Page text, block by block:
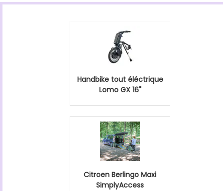
Handbike tout éléctrique
Lomo GX 16"
Citroen Berlingo Maxi
SimplyAccess